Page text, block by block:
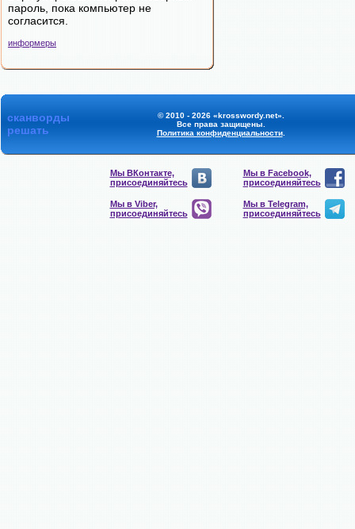
пароль, пока компьютер не
согласится.
информеры
сканворды
решать
© 2010 - 2026 «krosswordy.net».
Все права защищены.
Политика конфиденциальности.
Мы ВКонтакте,
присоединяйтесь
Мы в Facebook,
присоединяйтесь
Мы в Viber,
присоединяйтесь
Мы в Telegram,
присоединяйтесь